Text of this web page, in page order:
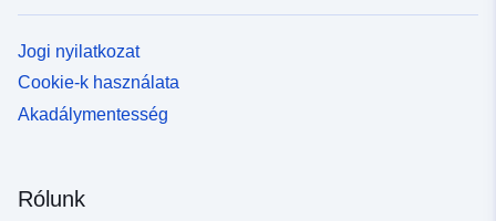
Jogi nyilatkozat
Cookie-k használata
Akadálymentesség
Rólunk